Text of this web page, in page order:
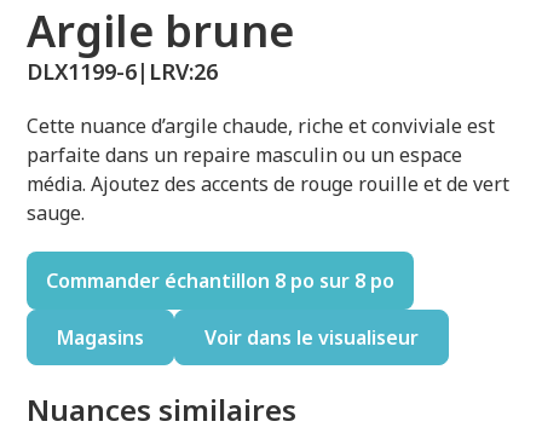
Argile brune
DLX1199-6| LRV:26
Cette nuance d’argile chaude, riche et conviviale est
parfaite dans un repaire masculin ou un espace
média. Ajoutez des accents de rouge rouille et de vert
sauge.
Commander échantillon 8 po sur 8 po
Magasins Voir dans le visualiseur
Nuances similaires